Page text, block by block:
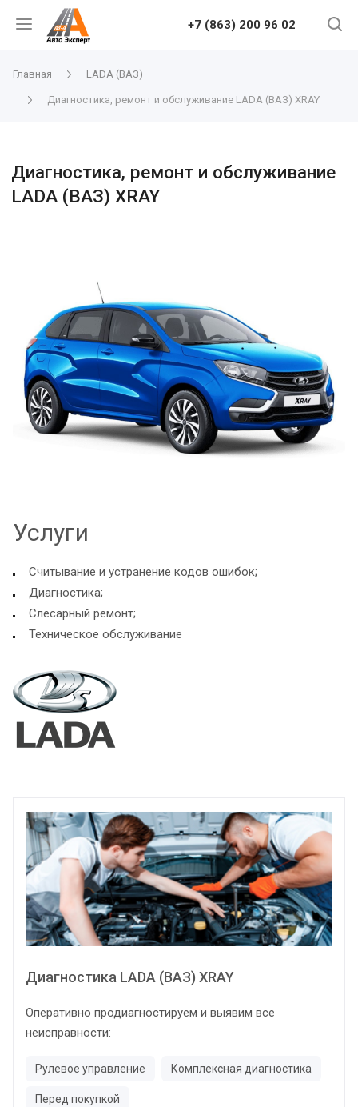
+7 (863) 200 96 02
Главная LADA (ВАЗ)
Диагностика, ремонт и обслуживание LADA (ВАЗ) XRAY
Диагностика, ремонт и обслуживание
LADA (ВАЗ) XRAY
Услуги
Считывание и устранение кодов ошибок;
Диагностика;
Слесарный ремонт;
Техническое обслуживание
Диагностика LADA (ВАЗ) XRAY
Оперативно продиагностируем и выявим все
неисправности:
Рулевое управление Комплексная диагностика
Перед покупкой